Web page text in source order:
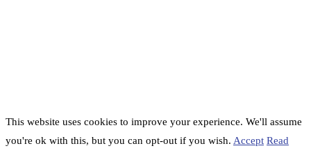
This website uses cookies to improve your experience. We'll assume
you're ok with this, but you can opt-out if you wish. Accept Read